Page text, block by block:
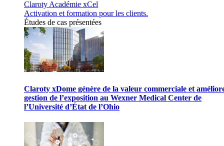
Claroty Académie xCel
Activation et formation pour les clients.
Études de cas présentées
Claroty xDome génère de la valeur commerciale et
gestion de l’exposition au Wexner Medical Center de
l’Université d’État de l’Ohio